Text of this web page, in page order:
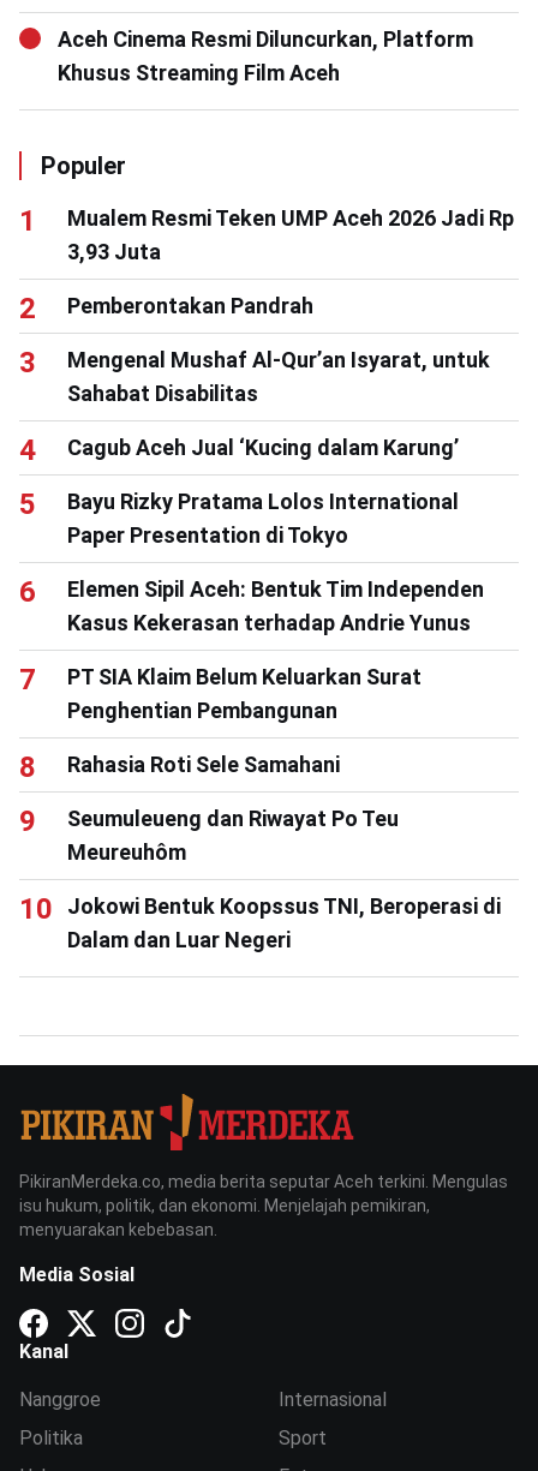
Aceh Cinema Resmi Diluncurkan, Platform
Khusus Streaming Film Aceh
Populer
Mualem Resmi Teken UMP Aceh 2026 Jadi Rp
3,93 Juta
Pemberontakan Pandrah
Mengenal Mushaf Al-Qur’an Isyarat, untuk
Sahabat Disabilitas
Cagub Aceh Jual ‘Kucing dalam Karung’
Bayu Rizky Pratama Lolos International
Paper Presentation di Tokyo
Elemen Sipil Aceh: Bentuk Tim Independen
Kasus Kekerasan terhadap Andrie Yunus
PT SIA Klaim Belum Keluarkan Surat
Penghentian Pembangunan
Rahasia Roti Sele Samahani
Seumuleueng dan Riwayat Po Teu
Meureuhôm
Jokowi Bentuk Koopssus TNI, Beroperasi di
Dalam dan Luar Negeri
PikiranMerdeka.co, media berita seputar Aceh terkini. Mengulas
isu hukum, politik, dan ekonomi. Menjelajah pemikiran,
menyuarakan kebebasan.
Media Sosial
Kanal
Nanggroe
Politika
Internasional
Sport